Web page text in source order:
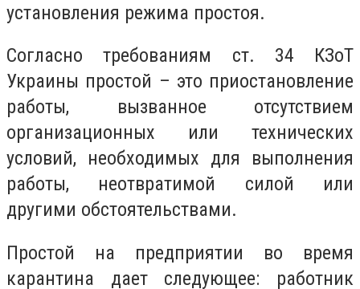
установления режима простоя.
Согласно требованиям ст. 34 КЗоТ
Украины простой – это приостановление
работы, вызванное отсутствием
организационных или технических
условий, необходимых для выполнения
работы, неотвратимой силой или
другими обстоятельствами.
Простой на предприятии во время
карантина дает следующее: работник